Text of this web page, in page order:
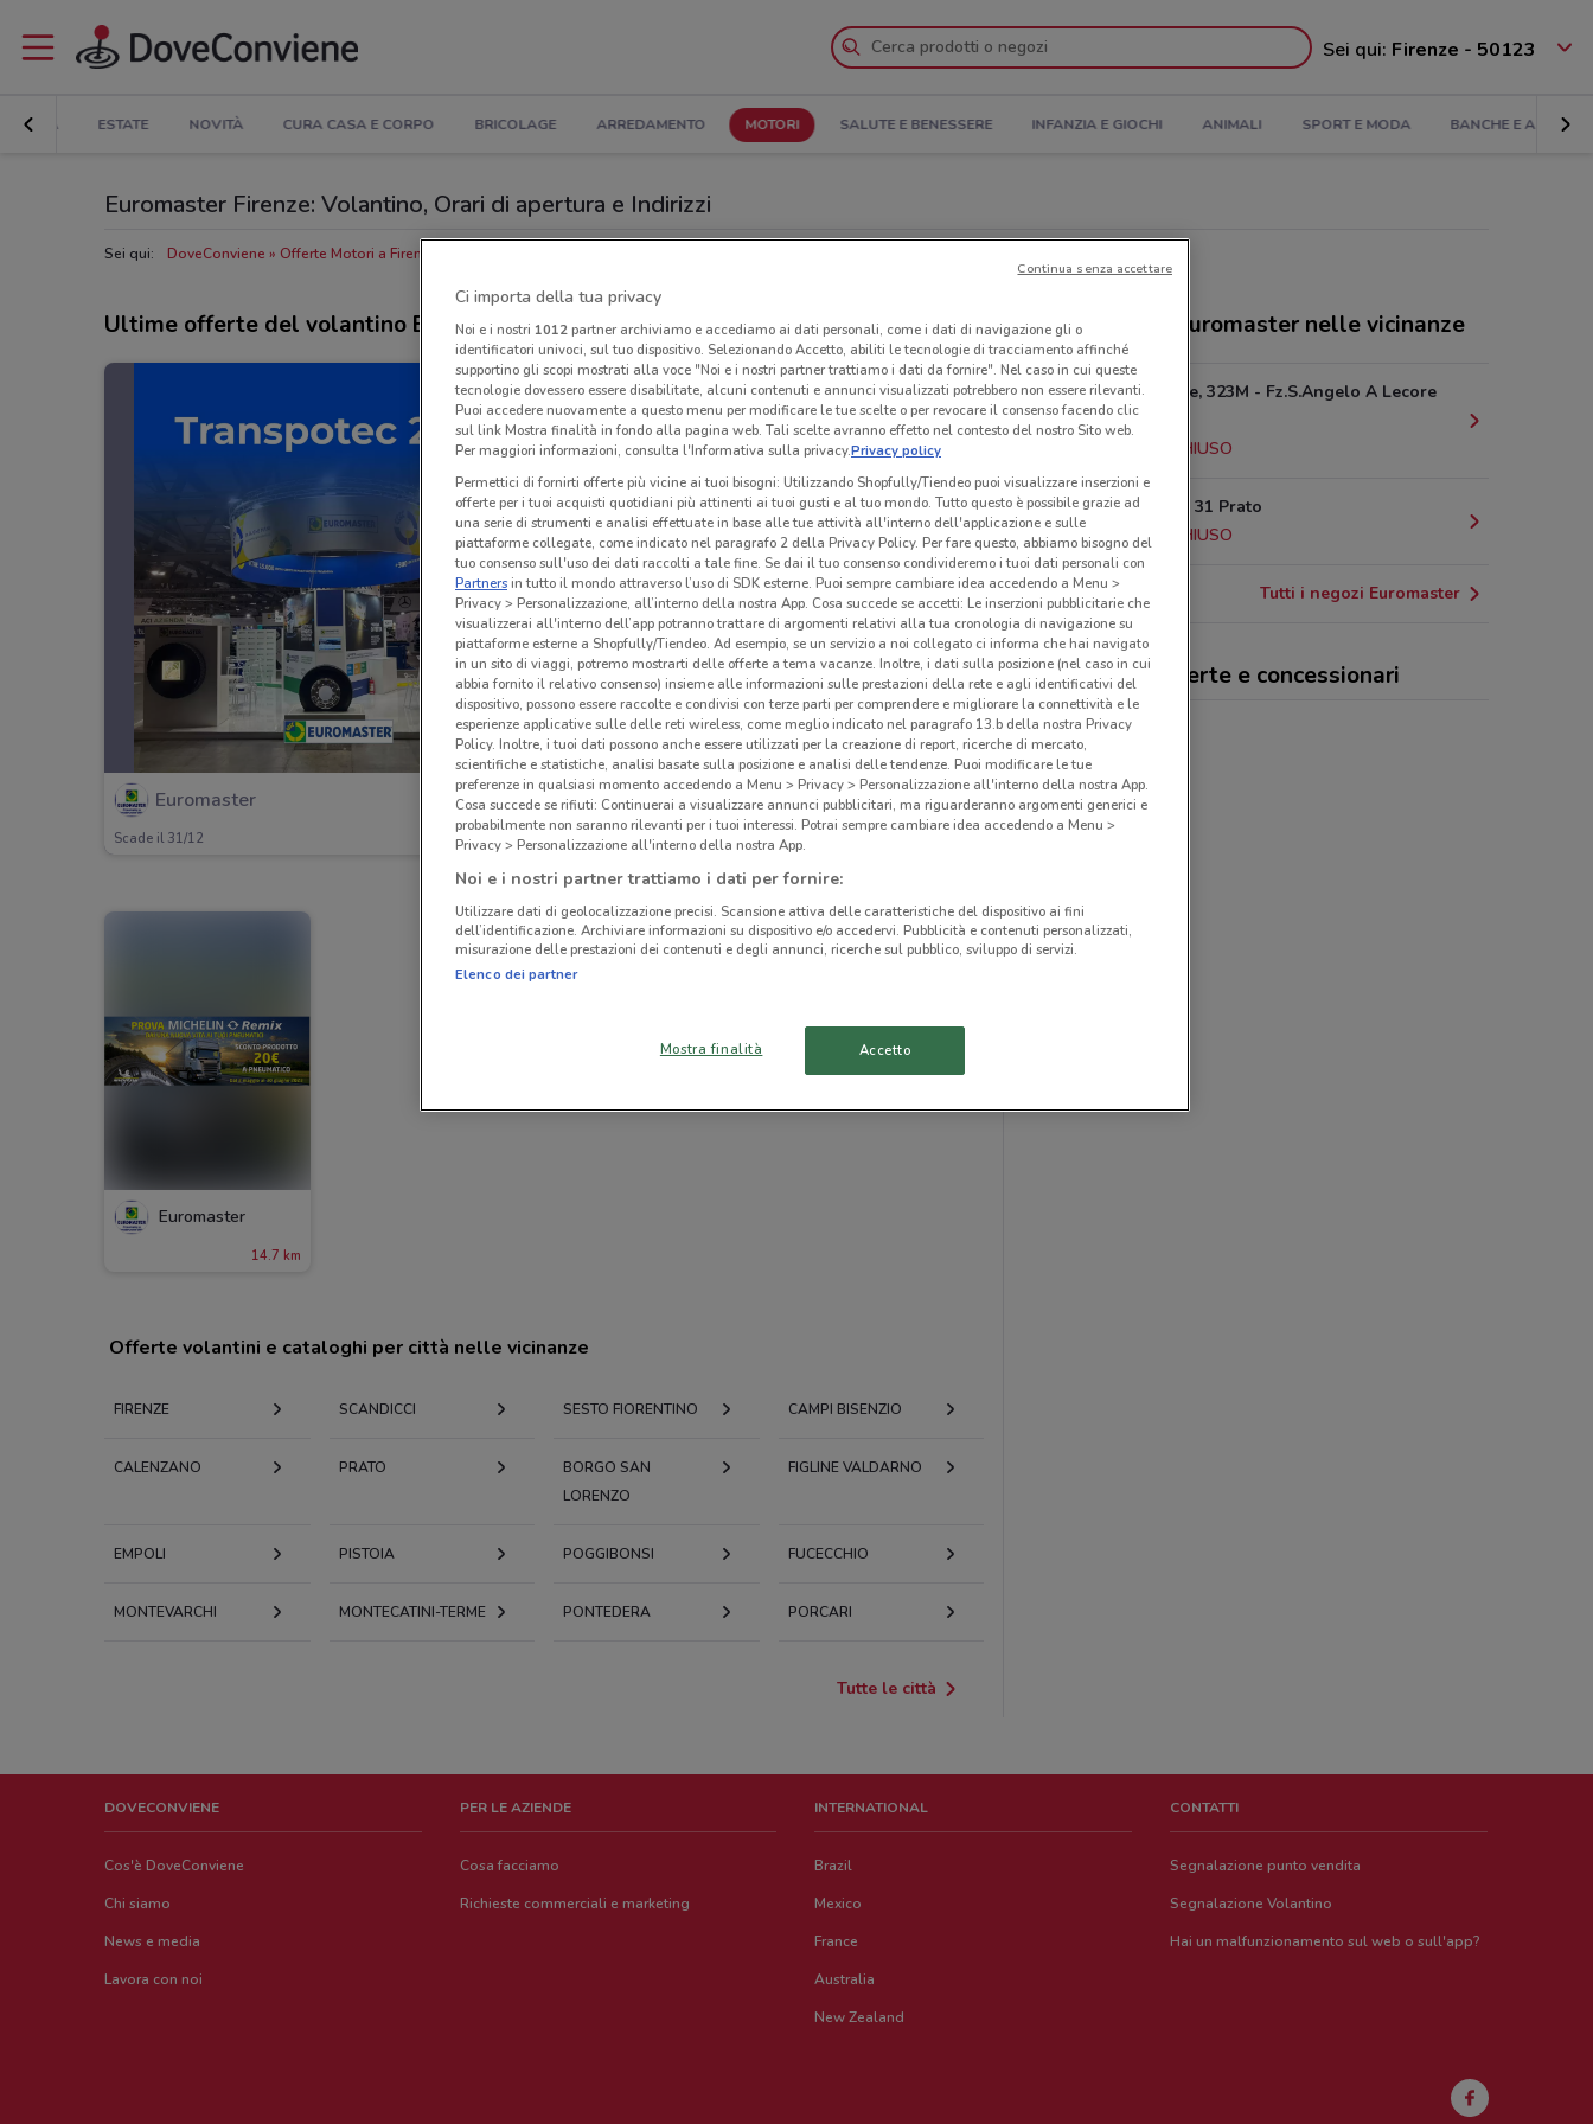
Sei qui: Firenze - 50123
ESTATE NOVITÀ CURA CASA E CORPO BRICOLAGE ARREDAMENTO MOTORI SALUTE E BENESSERE INFANZIA E GIOCHI ANIMALI SPORT E MODA BANCHE E
Euromaster Firenze: Volantino, Orari di apertura e Indirizzi
Sei qui: DoveConviene Offerte Motori a Firenze
Ultime offerte del volantino Euromaster
Euromaster
Scade il 31/12
Euromaster
14.7 km
Offerte volantini e cataloghi per città nelle vicinanze
FIRENZE SCANDICCI SESTO FIORENTINO CAMPI BISENZIO
CALENZANO PRATO
BORGO SAN
LORENZO
FIGLINE VALDARNO
EMPOLI PISTOIA POGGIBONSI FUCECCHIO
MONTEVARCHI MONTECATINI-TERME PONTEDERA PORCARI
Tutte le città
Concessionari Euromaster nelle vicinanze
Via Pistoiese, 323M - Fz.S.Angelo A Lecore
Signa
CHIUSO
Via Franchi, 31 Prato
17.3 km
CHIUSO
Tutti i negozi Euromaster
Euromaster, offerte e concessionari
DOVECONVIENE
Cos'è DoveConviene
Chi siamo
News e media
Lavora con noi
PER LE AZIENDE
Cosa facciamo
Richieste commerciali e marketing
INTERNATIONAL
Brazil
Mexico
France
Australia
New Zealand
CONTATTI
Segnalazione punto vendita
Segnalazione Volantino
Hai un malfunzionamento sul web o sull'app?
Ci importa della tua privacy
Noi e i nostri 1012partner archiviamo e accediamo ai dati personali, come i dati di navigazione gli o
identificatori univoci, sul tuo dispositivo. Selezionando Accetto, abiliti le tecnologie di tracciamento affinché
supportino gli scopi mostrati alla voce "Noi e i nostri partner trattiamo i dati da fornire". Nel caso in cui queste
tecnologie dovessero essere disabilitate, alcuni contenuti e annunci visualizzati potrebbero non essere rilevanti.
Puoi accedere nuovamente a questo menu per modificare le tue scelte o per revocare il consenso facendo clic
sul link Mostra finalità in fondo alla pagina web. Tali scelte avranno effetto nel contesto del nostro Sito web.
Per maggiori informazioni, consulta l'Informativa sulla privacy.Privacy policy
Permettici di fornirti offerte più vicine ai tuoi bisogni: Utilizzando Shopfully/Tiendeo puoi visualizzare inserzioni e
offerte per i tuoi acquisti quotidiani più attinenti ai tuoi gusti e al tuo mondo. Tutto questo è possibile grazie ad
una serie di strumenti e analisi effettuate in base alle tue attività all'interno dell'applicazione e sulle
piattaforme collegate, come indicato nel paragrafo 2 della Privacy Policy. Per fare questo, abbiamo bisogno del
tuo consenso sull'uso dei dati raccolti a tale fine. Se dai il tuo consenso condivideremo i tuoi dati personali con
Partnersin tutto il mondo attraverso l’uso di SDK esterne. Puoi sempre cambiare idea accedendo a Menu >
Privacy > Personalizzazione, all’interno della nostra App. Cosa succede se accetti: Le inserzioni pubblicitarie che
visualizzerai all'interno dell’app potranno trattare di argomenti relativi alla tua cronologia di navigazione su
piattaforme esterne a Shopfully/Tiendeo. Ad esempio, se un servizio a noi collegato ci informa che hai navigato
in un sito di viaggi, potremo mostrarti delle offerte a tema vacanze. Inoltre, i dati sulla posizione (nel caso in cui
abbia fornito il relativo consenso) insieme alle informazioni sulle prestazioni della rete e agli identificativi del
dispositivo, possono essere raccolte e condivisi con terze parti per comprendere e migliorare la connettività e le
esperienze applicative sulle delle reti wireless, come meglio indicato nel paragrafo 13.b della nostra Privacy
Policy. Inoltre, i tuoi dati possono anche essere utilizzati per la creazione di report, ricerche di mercato,
scientifiche e statistiche, analisi basate sulla posizione e analisi delle tendenze. Puoi modificare le tue
preferenze in qualsiasi momento accedendo a Menu > Privacy > Personalizzazione all'interno della nostra App.
Cosa succede se rifiuti: Continuerai a visualizzare annunci pubblicitari, ma riguarderanno argomenti generici e
probabilmente non saranno rilevanti per i tuoi interessi. Potrai sempre cambiare idea accedendo a Menu >
Privacy > Personalizzazione all'interno della nostra App.
Noi e i nostri partner trattiamo i dati per fornire:
Utilizzare dati di geolocalizzazione precisi. Scansione attiva delle caratteristiche del dispositivo ai fini
dell’identificazione. Archiviare informazioni su dispositivo e/o accedervi. Pubblicità e contenuti personalizzati,
misurazione delle prestazioni dei contenuti e degli annunci, ricerche sul pubblico, sviluppo di servizi.
Elenco dei partner
Mostra finalità Accetto
Continua senza accettare